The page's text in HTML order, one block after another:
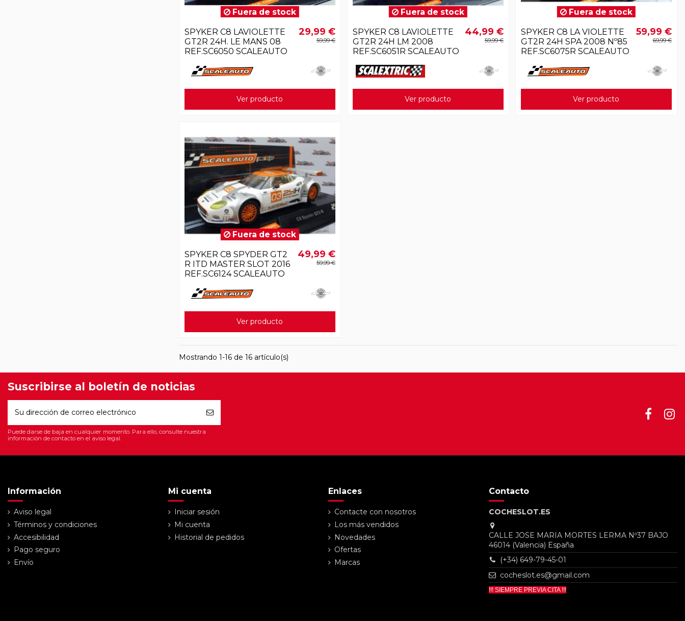
Fuera de stock
SPYKER C8 LAVIOLETTE
GT2R 24H. LE MANS 08
REF.SC6050 SCALEAUTO
29,99 €
59,99 €
Ver producto
Fuera de stock
SPYKER C8 LAVIOLETTE
GT2R 24H LM 2008
REF.SC6051R SCALEAUTO
44,99 €
59,99 €
Ver producto
Fuera de stock
SPYKER C8 LA VIOLETTE
GT2R 24H SPA 2008 Nº85
REF.SC6075R SCALEAUTO
59,99 €
69,99 €
Ver producto
Fuera de stock
SPYKER C8 SPYDER GT2
R ITD MASTER SLOT 2016
REF.SC6124 SCALEAUTO
49,99 €
59,99 €
Ver producto
Mostrando 1-16 de 16 artículo(s)
Suscribirse al boletín de noticias
Puede darse de baja en cualquier momento. Para ello, consulte nuestra
información de contacto en el aviso legal.
Información
Aviso legal
Términos y condiciones
Accesibilidad
Pago seguro
Envío
Mi cuenta
Iniciar sesión
Mi cuenta
Historial de pedidos
Enlaces
Contacte con nosotros
Los más vendidos
Novedades
Ofertas
Marcas
Contacto
COCHESLOT.ES
CALLE JOSE MARIA MORTES LERMA Nº37 BAJO
46014 (Valencia) España
(+34) 649-79-45-01
cocheslot.es@gmail.com
!!! SIEMPRE PREVIA CITA !!!